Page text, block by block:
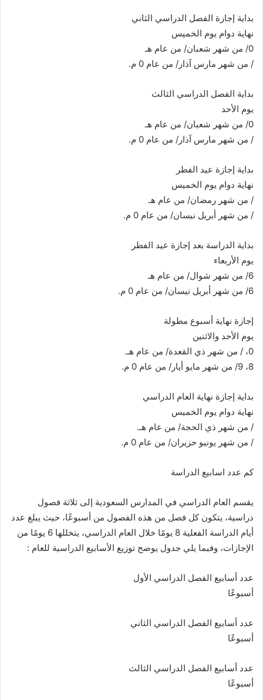
بداية إجازة الفصل الدراسي الثاني
نهاية دوام يوم الخميس
0/ من شهر شعبان/ من عام هـ
/ من شهر مارس آذار/ من عام 0 م.
بداية الفصل الدراسي الثالث
يوم الأحد
0/ من شهر شعبان/ من عام هـ
/ من شهر مارس آذار/ من عام 0 م.
بداية إجازة عيد الفطر
نهاية دوام يوم الخميس
/ من شهر رمضان/ من عام هـ
/ من شهر أبريل نيسان/ من عام 0 م.
بداية الدراسة بعد إجازة عيد الفطر
يوم الأربعاء
6/ من شهر شوال/ من عام هـ
6/ من شهر أبريل نيسان/ من عام 0 م.
إجازة نهاية أسبوع مطولة
يوم الأحد والاثنين
0، / من شهر ذي القعدة/ من عام هـ.
8، 9/ من شهر مايو أيار/ من عام 0 م.
بداية إجازة نهاية العام الدراسي
نهاية دوام يوم الخميس
/ من شهر ذي الحجة/ من عام هـ.
/ من شهر يونيو حزيران/ من عام 0 م.
كم عدد اسابيع الدراسة
يقسم العام الدراسي في المدارس السعودية إلى ثلاثة فصول
دراسية، يتكون كل فصل من هذه الفصول من أسبوعًا، حيث يبلغ عدد
أيام الدراسة الفعلية 8 يومًا خلال العام الدراسي، يتخللها 6 يومًا من
الإجازات، وفيما يلي جدول يوضح توزيع الأسابيع الدراسية للعام :
عدد أسابيع الفصل الدراسي الأول
أسبوعًا
عدد أسابيع الفصل الدراسي الثاني
أسبوعًا
عدد أسابيع الفصل الدراسي الثالث
أسبوعًا